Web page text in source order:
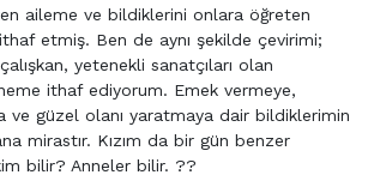
aileme ve bildiklerini onlara öğreten
etmiş. Ben de aynı şekilde çevirimi;
yetenekli sanatçıları olan
ithaf ediyorum. Emek vermeye,
ve güzel olanı yaratmaya dair bildiklerimin
mirastır. Kızım da bir gün benzer
bilir? Anneler bilir. ??